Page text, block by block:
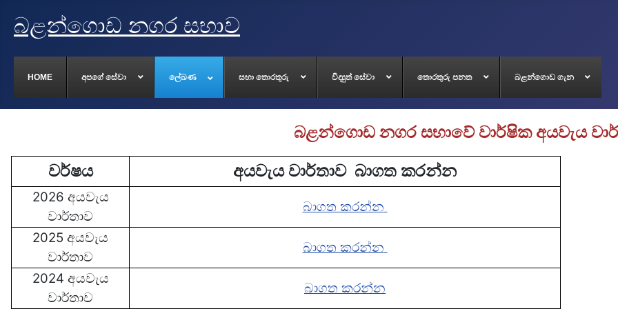
බළන්ගොඩ නගර සභාව
HOME අපගේ සේවා ලේඛණ සභා තොරතුරු විද්‍යුත් සේවා තොරතුරු පනත බළන්ගොඩ ගැන
බළන්ගොඩ නගර සභාවේ වාර්ෂික අයවැය
වර්ෂය
අයවැය වාර්තාව බාගත කරන්න
2026 අයවැය
වාර්තාව
බාගත කරන්න
2025 අයවැය
වාර්තාව
බාගත කරන්න
2024 අයවැය
වාර්තාව
බාගත කරන්න